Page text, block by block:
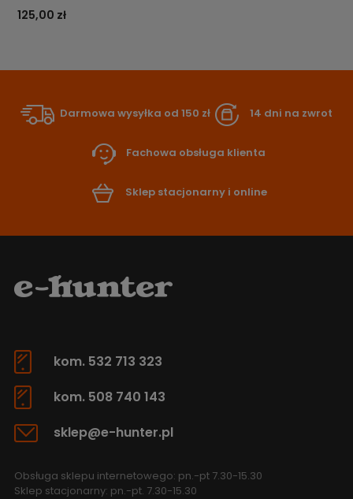
125,00 zł
Darmowa wysyłka od 150 zł 14 dni na zwrot
Fachowa obsługa klienta
Sklep stacjonarny i online
kom. 532 713 323
kom. 508 740 143
sklep@e-hunter.pl
Obsługa sklepu internetowego: pn.-pt 7.30-15.30
Sklep stacjonarny: pn.-pt. 7.30-15.30